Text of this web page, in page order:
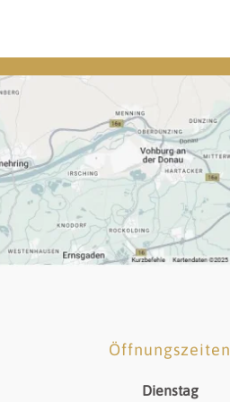
Öffnungszeiten
Dienstag